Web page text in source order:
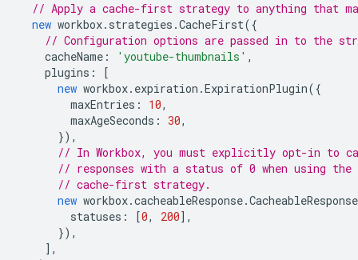
// Apply a cache-first strategy to anything that
new workbox. strategies .CacheFirst({
// Configuration options are passed in to the
cacheName : 'youtube-thumbnails' ,
plugins :
[
new workbox. expiration .ExpirationPlugin({
maxEntries : 10,
maxAgeSeconds : 30,
}),
// In Workbox, you must explicitly opt-in to
// responses with a status of 0 when using the
// cache-first strategy.
new workbox.cacheableResponse.
statuses : [0, 200],
}),
],